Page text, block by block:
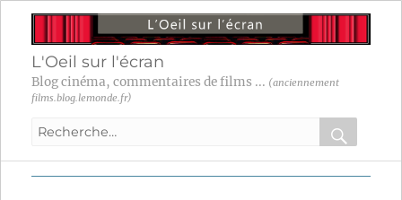
L'Oeil sur l'écran
Blog cinéma, commentaires de films ... (anciennement
films.blog.lemonde.fr)
Recherche
:
OK